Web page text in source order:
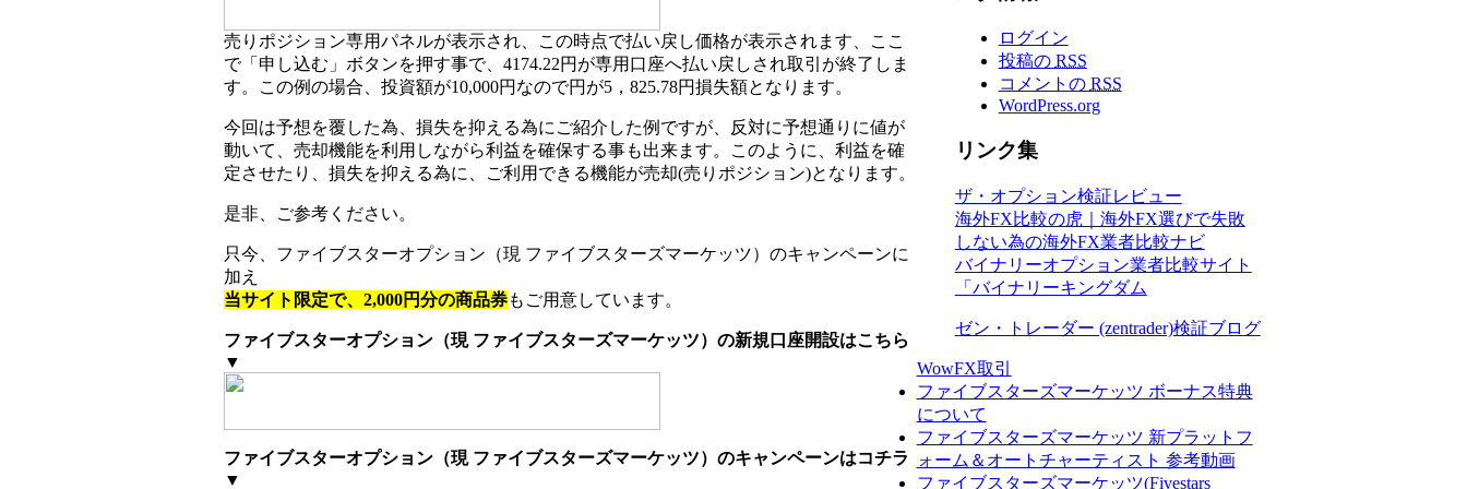
売りポジション専用パネルが表示され、この時点で払い戻し価格が表示されます、ここ
で「申し込む」ボタンを押す事で、4174.22円が専用口座へ払い戻しされ取引が終了しま
す。この例の場合、投資額が10,000円なので円が5，825.78円損失額となります。
今回は予想を覆した為、損失を抑える為にご紹介した例ですが、反対に予想通りに値が
動いて、売却機能を利用しながら利益を確保する事も出来ます。このように、利益を確
定させたり、損失を抑える為に、ご利用できる機能が売却(売りポジション)となります。
是非、ご参考ください。
只今、ファイブスターオプション（現 ファイブスターズマーケッツ）のキャンペーンに
加え
当サイト限定で、2,000円分の商品券もご用意しています。
ファイブスターオプション（現 ファイブスターズマーケッツ）の新規口座開設はこちら
▼
ファイブスターオプション（現 ファイブスターズマーケッツ）のキャンペーンはコチラ
▼
ログイン
投稿の RSS
コメントの RSS
WordPress.org
リンク集
ザ・オプション検証レビュー
海外FX比較の虎｜海外FX選びで失敗
しない為の海外FX業者比較ナビ
バイナリーオプション業者比較サイト
「バイナリーキングダム
ゼン・トレーダー (zentrader)検証ブログ
WowFX取引
ファイブスターズマーケッツ ボーナス特典
について
ファイブスターズマーケッツ 新プラットフ
ォーム＆オートチャーティスト 参考動画
ファイブスターズマーケッツ(Fivestars